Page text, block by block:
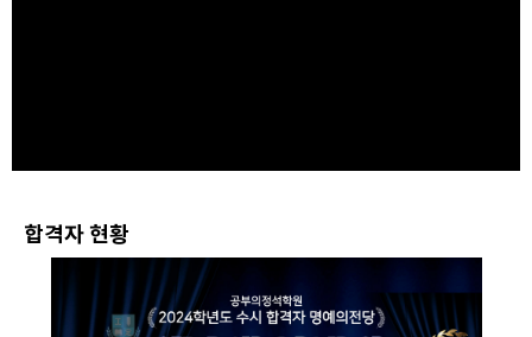
합격자 현황